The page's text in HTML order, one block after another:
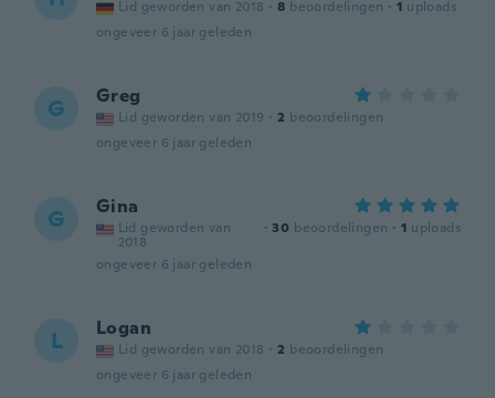
Lid geworden van 2018 · 8 beoordelingen · 1 uploads
ongeveer 6 jaar geleden
G Greg
Lid geworden van 2019 · 2 beoordelingen
ongeveer 6 jaar geleden
G Gina
Lid geworden van
2018
· 30 beoordelingen · 1 uploads
ongeveer 6 jaar geleden
L Logan
Lid geworden van 2018 · 2 beoordelingen
ongeveer 6 jaar geleden